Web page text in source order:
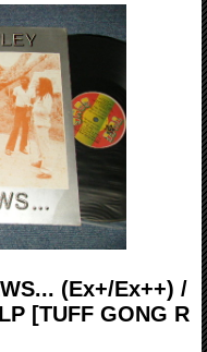
(Ex+/Ex++) /
[TUFF GONG R